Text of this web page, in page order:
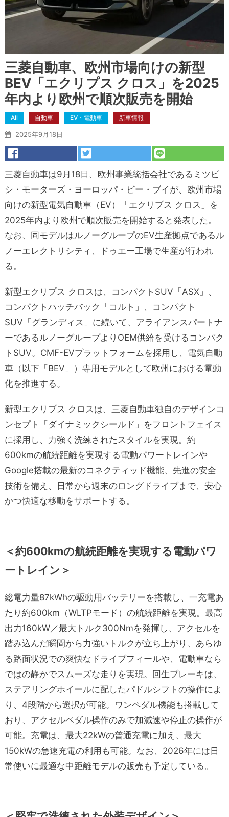
三菱自動車、欧州市場向けの新型
BEV「エクリプス クロス」を2025
年内より欧州で順次販売を開始
All 自動車 EV・電動車 新車情報
2025年9月18日
三菱自動車は9月18日、欧州事業統括会社であるミツビ
シ・モーターズ・ヨーロッパ・ビー・ブイが、欧州市場
向けの新型電気自動車（EV）「エクリプス クロス」を
2025年内より欧州で順次販売を開始すると発表した。
なお、同モデルはルノーグループのEV生産拠点であるル
ノーエレクトリシティ、ドゥエー工場で生産が行われ
る。
新型エクリプス クロスは、コンパクトSUV「ASX」、
コンパクトハッチバック「コルト」、コンパクト
SUV「グランディス」に続いて、アライアンスパートナ
ーであるルノーグループよりOEM供給を受けるコンパク
トSUV。CMF-EVプラットフォームを採用し、電気自動
車（以下「BEV」）専用モデルとして欧州における電動
化を推進する。
新型エクリプス クロスは、三菱自動車独自のデザインコ
ンセプト「ダイナミックシールド」をフロントフェイス
に採用し、力強く洗練されたスタイルを実現。約
600kmの航続距離を実現する電動パワートレインや
Google搭載の最新のコネクティッド機能、先進の安全
技術を備え、日常から週末のロングドライブまで、安心
かつ快適な移動をサポートする。
＜約600kmの航続距離を実現する電動パワ
ートレイン＞
総電力量87kWhの駆動用バッテリーを搭載し、一充電あ
たり約600km（WLTPモード）の航続距離を実現。最高
出力160kW／最大トルク300Nmを発揮し、アクセルを
踏み込んだ瞬間から力強いトルクが立ち上がり、あらゆ
る路面状況での爽快なドライブフィールや、電動車なら
ではの静かでスムーズな走りを実現。回生ブレーキは、
ステアリングホイールに配したパドルシフトの操作によ
り、4段階から選択が可能。ワンペダル機能も搭載して
おり、アクセルペダル操作のみで加減速や停止の操作が
可能。充電は、最大22kWの普通充電に加え、最大
150kWの急速充電の利用も可能。なお、2026年には日
常使いに最適な中距離モデルの販売も予定している。